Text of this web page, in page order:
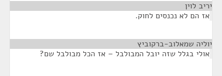
יריב לוין
אז הם לא נכנסים לחוק.
יוליה שמאלוב-ברקוביץ
אולי בגלל שזה יובל המבולבל – אז הכל מבולבל שם?